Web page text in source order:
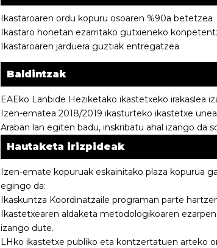
Ikastaroaren ordu kopuru osoaren %90a betetzea
Ikastaro honetan ezarritako gutxieneko
Ikastaroaren jarduera guztiak entregatzea
Baldintzak
EAEko Lanbide Heziketako ikastetxeko irakaslea
Izen-ematea 2018/2019 ikasturteko ikastetxe
Araban lan egiten badu, inskribatu ahal izango da
Hautaketa irizpideak
Izen-emate kopuruak eskainitako plaza kopurua
egingo da:
Ikaskuntza Koordinatzaile programan parte
Ikastetxearen aldaketa metodologikoaren
izango dute.
LHko ikastetxe publiko eta kontzertatuen arteko